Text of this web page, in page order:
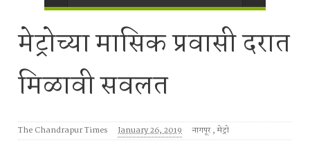
मेट्रोच्या मासिक प्रवासी दरात
मिळावी सवलत
The Chandrapur Times January 26, 2019 नागपूर,मेट्रो